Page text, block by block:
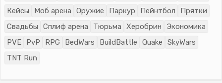
Кейсы
Моб арена Оружие Паркур Пейнтбол
Прятки
Свадьбы
Сплиф арена Тюрьма Херобрин
Экономика
PVE
PvP RPG BedWars BuildBattle Quake
SkyWars
TNT Run